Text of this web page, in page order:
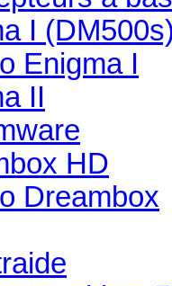
I
Enigma I
II
HD
Dreambox